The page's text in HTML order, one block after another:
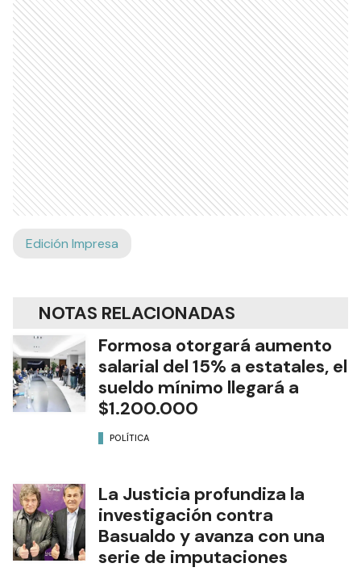
Edición Impresa
NOTAS RELACIONADAS
Formosa otorgará aumento
salarial del 15% a estatales, el
sueldo mínimo llegará a
$1.200.000
POLÍTICA
La Justicia profundiza la
investigación contra
Basualdo y avanza con una
serie de imputaciones